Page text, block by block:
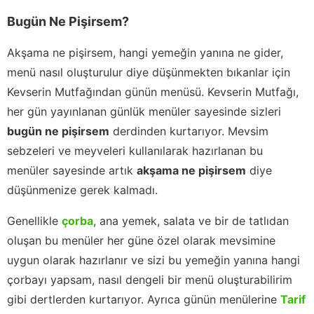
Bugün Ne Pişirsem?
Akşama ne pişirsem, hangi yemeğin yanına ne gider,
menü nasıl oluşturulur diye düşünmekten bıkanlar için
Kevserin Mutfağından günün menüsü. Kevserin Mutfağı,
her gün yayınlanan günlük menüler sayesinde sizleri
bugün ne pişirsem derdinden kurtarıyor. Mevsim
sebzeleri ve meyveleri kullanılarak hazırlanan bu
menüler sayesinde artık akşama ne pişirsem diye
düşünmenize gerek kalmadı.
Genellikle çorba, ana yemek, salata ve bir de tatlıdan
oluşan bu menüler her güne özel olarak mevsimine
uygun olarak hazırlanır ve sizi bu yemeğin yanına hangi
çorbayı yapsam, nasıl dengeli bir menü oluşturabilirim
gibi dertlerden kurtarıyor. Ayrıca günün menülerine Tarif